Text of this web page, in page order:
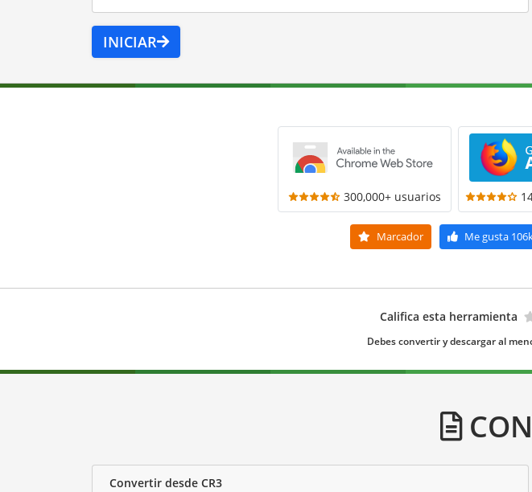
INICIAR
300,000+ usuarios
Marcador Me gusta
Califica esta herramienta
Debes convertir y descargar al
Convertir desde CR3